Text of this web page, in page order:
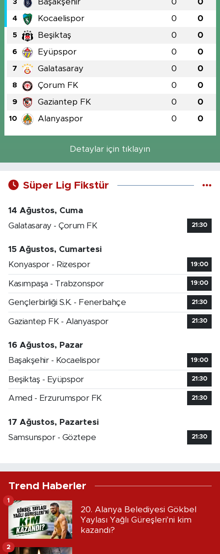
3 Başakşehir 0 0
4 Kocaelispor 0 0
5 Beşiktaş 0 0
6 Eyüpspor 0 0
7 Galatasaray 0 0
8 Çorum FK 0 0
9 Gaziantep FK 0 0
10 Alanyaspor 0 0
Detaylar için tıklayın
Süper Lig Fikstür
14 Ağustos, Cuma
Galatasaray - Çorum FK
21:30
15 Ağustos, Cumartesi
Konyaspor - Rizespor
19:00
Kasımpaşa - Trabzonspor 19:00
Gençlerbirliği S.K. - Fenerbahçe 21:30
Gaziantep FK - Alanyaspor 21:30
16 Ağustos, Pazar
Başakşehir - Kocaelispor
19:00
Beşiktaş - Eyüpspor 21:30
Amed - Erzurumspor FK 21:30
17 Ağustos, Pazartesi
Samsunspor - Göztepe
21:30
Trend Haberler
20. Alanya Belediyesi Gökbel
Yaylası Yağlı Güreşleri'ni kim
kazandı?
1
2